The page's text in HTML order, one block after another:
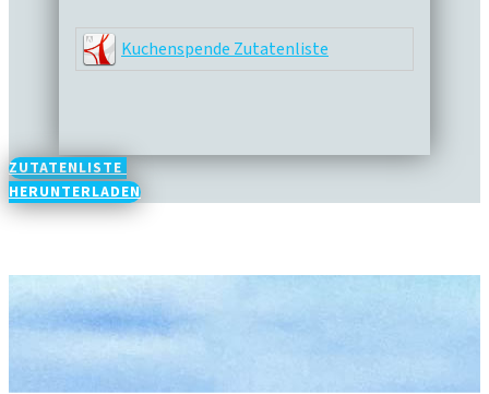
Kuchenspende Zutatenliste
ZUTATENLISTE
HERUNTERLADEN